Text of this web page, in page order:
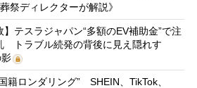
祭ディレクターが解説》
】テスラジャパン“多額のEV補助金”で注
トラブル続発の背後に見え隠れす
籍ロンダリング” SHEIN、TikTok、